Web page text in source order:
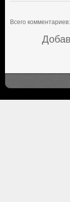
Всего комментариев: